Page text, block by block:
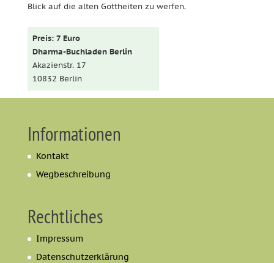
Blick auf die alten Gottheiten zu werfen.
Preis: 7 Euro
Dharma-Buchladen Berlin
Akazienstr. 17
10832 Berlin
Informationen
Kontakt
Wegbeschreibung
Rechtliches
Impressum
Datenschutzerklärung